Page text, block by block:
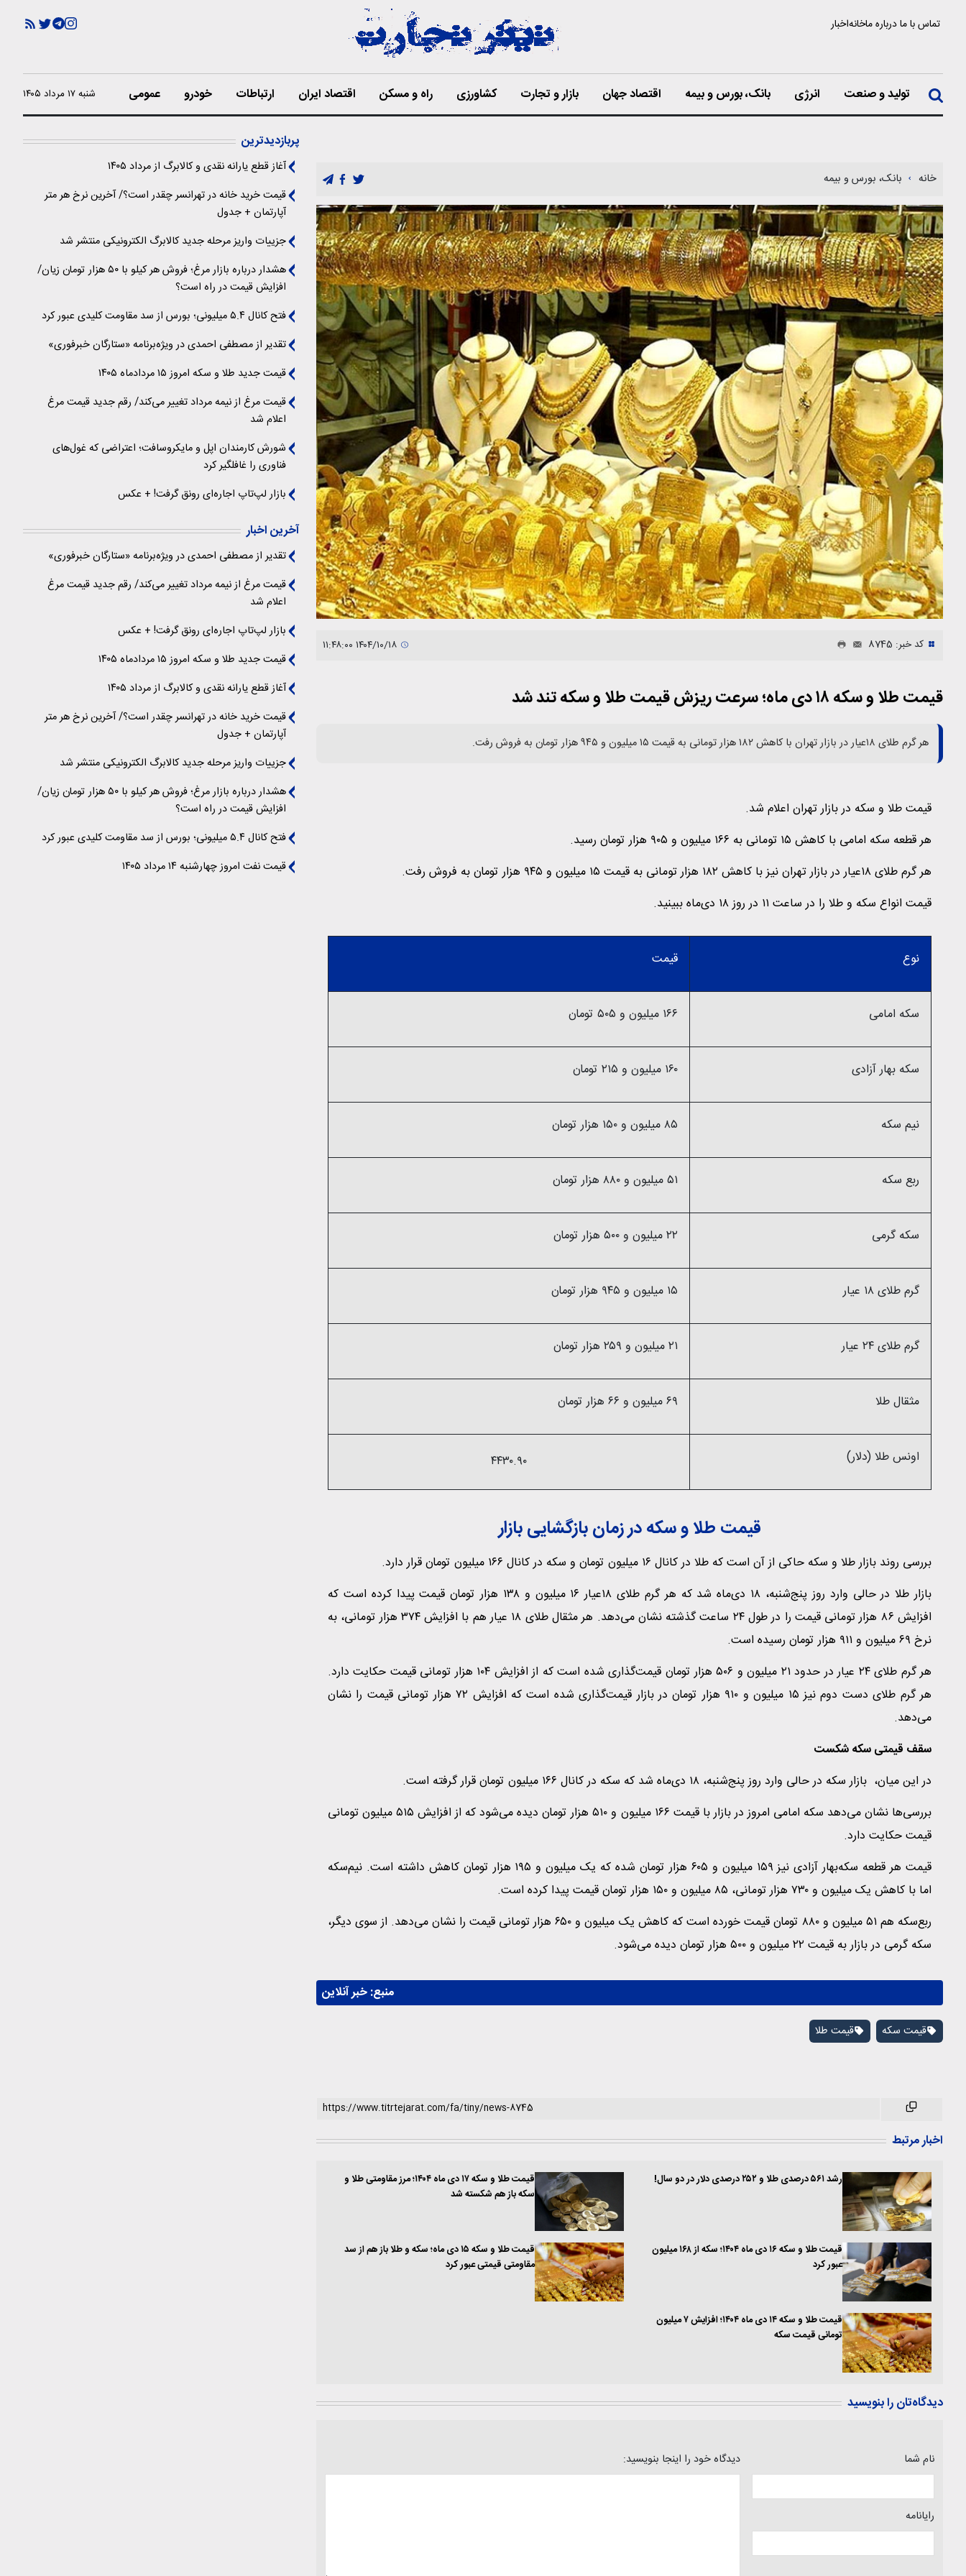
تماس با مادرباره ماخانهاخبار
تولید و صنعت انرژی بانک، بورس و بیمه اقتصاد جهان بازار و تجارت کشاورزی راه و مسکن اقتصاد ایران ارتباطات خودرو عمومی شنبه ۱۷ مرداد ۱۴۰۵
خانه بانک، بورس و بیمه
کد خبر: 8745
قیمت طلا و سکه ۱۸ دی ماه؛ سرعت ریزش قیمت طلا و سکه تند شد
هر گرم طلای ۱۸عیار در بازار تهران با کاهش ۱۸۲ هزار تومانی به قیمت ۱۵ میلیون و ۹۴۵ هزار تومان به فروش رفت.
قیمت طلا و سکه در بازار تهران اعلام شد.
هر قطعه سکه امامی با کاهش ۱۵ تومانی به ۱۶۶ میلیون و ۹۰۵ هزار تومان رسید.
هر گرم طلای ۱۸عیار در بازار تهران نیز با کاهش ۱۸۲ هزار تومانی به قیمت ۱۵ میلیون و ۹۴۵ هزار تومان به فروش رفت.
قیمت انواع سکه و طلا را در ساعت ۱۱ در روز ۱۸ دی‌ماه ببینید.
نوع قیمت
سکه امامی ۱۶۶ میلیون و ۵۰۵ تومان
سکه بهار آزادی ۱۶۰ میلیون و ۲۱۵ تومان
نیم سکه ۸۵ میلیون و ۱۵۰ هزار تومان
ربع سکه ۵۱ میلیون و ۸۸۰ هزار تومان
سکه گرمی ۲۲ میلیون و ۵۰۰ هزار تومان
گرم طلای ۱۸ عیار ۱۵ میلیون و ۹۴۵ هزار تومان
گرم طلای ۲۴ عیار ۲۱ میلیون و ۲۵۹ هزار تومان
مثقال طلا ۶۹ میلیون و ۶۶ هزار تومان
اونس طلا (دلار) ۴۴۳۰.۹۰
قیمت طلا و سکه در زمان بازگشایی بازار
بررسی روند بازار طلا و سکه حاکی از آن است که طلا در کانال ۱۶ میلیون تومان و سکه در کانال ۱۶۶ میلیون تومان قرار دارد.
بازار طلا در حالی وارد روز پنج‌شنبه، ۱۸ دی‌ماه شد که هر گرم طلای ۱۸عیار ۱۶ میلیون و ۱۳۸ هزار تومان قیمت پیدا کرده است که
افزایش ۸۶ هزار تومانی قیمت را در طول ۲۴ ساعت گذشته نشان می‌دهد. هر مثقال طلای ۱۸ عیار هم با افزایش ۳۷۴ هزار تومانی، به
نرخ ۶۹ میلیون و ۹۱۱ هزار تومان رسیده است.
هر گرم طلای ۲۴ عیار در حدود ۲۱ میلیون و ۵۰۶ هزار تومان قیمت‌گذاری شده است که از افزایش ۱۰۴ هزار تومانی قیمت حکایت دارد.
هر گرم طلای دست دوم نیز ۱۵ میلیون و ۹۱۰ هزار تومان در بازار قیمت‌گذاری شده است که افزایش ۷۲ هزار تومانی قیمت را نشان
می‌دهد.
سقف قیمتی سکه شکست
در این میان، بازار سکه در حالی وارد روز پنج‌شنبه، ۱۸ دی‌ماه شد که سکه در کانال ۱۶۶ میلیون تومان قرار گرفته است.
بررسی‌ها نشان می‌دهد سکه امامی امروز در بازار با قیمت ۱۶۶ میلیون و ۵۱۰ هزار تومان دیده می‌شود که از افزایش ۵۱۵ میلیون تومانی
قیمت حکایت دارد.
قیمت هر قطعه سکه‌بهار آزادی نیز ۱۵۹ میلیون و ۶۰۵ هزار تومان شده که یک میلیون و ۱۹۵ هزار تومان کاهش داشته است. نیم‌سکه
اما با کاهش یک میلیون و ۷۳۰ هزار تومانی، ۸۵ میلیون و ۱۵۰ هزار تومان قیمت پیدا کرده است.
ربع‌سکه هم ۵۱ میلیون و ۸۸۰ تومان قیمت خورده است که کاهش یک میلیون و ۶۵۰ هزار تومانی قیمت را نشان می‌دهد. از سوی دیگر،
سکه گرمی در بازار به قیمت ۲۲ میلیون و ۵۰۰ هزار تومان دیده می‌شود.
منبع:خبر آنلاین
قیمت سکه قیمت طلا
اخبار مرتبط
رشد ۵۶۱ درصدی طلا و ۲۵۲ درصدی دلار در دو سال!
قیمت طلا و سکه ۱۷ دی ماه ۱۴۰۴؛ مرز مقاومتی طلا و
سکه باز هم شکسته شد
قیمت طلا و سکه ۱۶ دی ماه ۱۴۰۴؛ سکه از ۱۶۸ میلیون
عبور کرد
قیمت طلا و سکه ۱۵ دی ماه؛ سکه و طلا باز هم از سد
مقاومتی قیمتی عبور کرد
قیمت طلا و سکه ۱۴ دی ماه ۱۴۰۴؛ افزایش ۷ میلیون
تومانی قیمت سکه
دیدگاه‌تان را بنویسید
نام شما
رایانامه
دیدگاه خود را اینجا بنویسید:
پربازدیدترین
آغاز قطع یارانه نقدی و کالابرگ از مرداد ۱۴۰۵
قیمت خرید خانه در تهرانسر چقدر است؟/ آخرین نرخ هر متر
آپارتمان + جدول
جزییات واریز مرحله جدید کالابرگ الکترونیکی منتشر شد
هشدار درباره بازار مرغ؛ فروش هر کیلو با ۵۰ هزار تومان زیان/
افزایش قیمت در راه است؟
فتح کانال ۵.۴ میلیونی؛ بورس از سد مقاومت کلیدی عبور کرد
تقدیر از مصطفی احمدی در ویژه‌برنامه «ستارگان خبرفوری»
قیمت جدید طلا و سکه امروز ۱۵ مردادماه ۱۴۰۵
قیمت مرغ از نیمه مرداد تغییر می‌کند/ رقم جدید قیمت مرغ
اعلام شد
شورش کارمندان اپل و مایکروسافت؛ اعتراضی که غول‌های
فناوری را غافلگیر کرد
بازار لپ‌تاپ اجاره‌ای رونق گرفت! + عکس
آخرین اخبار
تقدیر از مصطفی احمدی در ویژه‌برنامه «ستارگان خبرفوری»
قیمت مرغ از نیمه مرداد تغییر می‌کند/ رقم جدید قیمت مرغ
اعلام شد
بازار لپ‌تاپ اجاره‌ای رونق گرفت! + عکس
قیمت جدید طلا و سکه امروز ۱۵ مردادماه ۱۴۰۵
آغاز قطع یارانه نقدی و کالابرگ از مرداد ۱۴۰۵
قیمت خرید خانه در تهرانسر چقدر است؟/ آخرین نرخ هر متر
آپارتمان + جدول
جزییات واریز مرحله جدید کالابرگ الکترونیکی منتشر شد
هشدار درباره بازار مرغ؛ فروش هر کیلو با ۵۰ هزار تومان زیان/
افزایش قیمت در راه است؟
فتح کانال ۵.۴ میلیونی؛ بورس از سد مقاومت کلیدی عبور کرد
قیمت نفت امروز چهارشنبه ۱۴ مرداد ۱۴۰۵